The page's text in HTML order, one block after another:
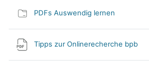
l
e
PDFs Auswendig lernen
Tipps zur Onlinerecherche bpb